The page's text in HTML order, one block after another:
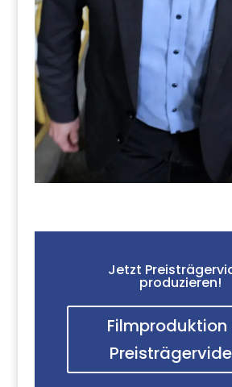
Jetzt
produzieren!
Filmproduktion